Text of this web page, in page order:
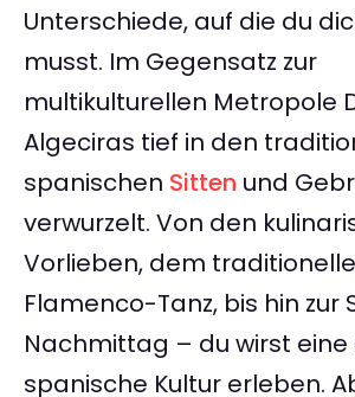
Unterschiede, auf die du
musst. Im Gegensatz zur
multikulturellen Metropole
Algeciras tief in den
spanischen Sitten und
verwurzelt. Von den
Vorlieben, dem
Flamenco-Tanz, bis hin zur
Nachmittag – du wirst
spanische Kultur erleben.